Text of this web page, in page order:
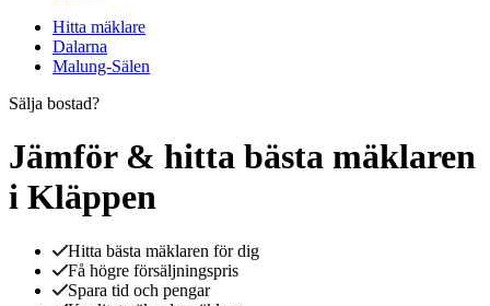
Hitta mäklare
Dalarna
Malung-Sälen
Sälja bostad?
Jämför & hitta bästa mäklaren
i Kläppen
Hitta bästa mäklaren för dig
Få högre försäljningspris
Spara tid och pengar